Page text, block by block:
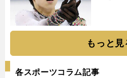
もっと見
各スポーツコラム記事